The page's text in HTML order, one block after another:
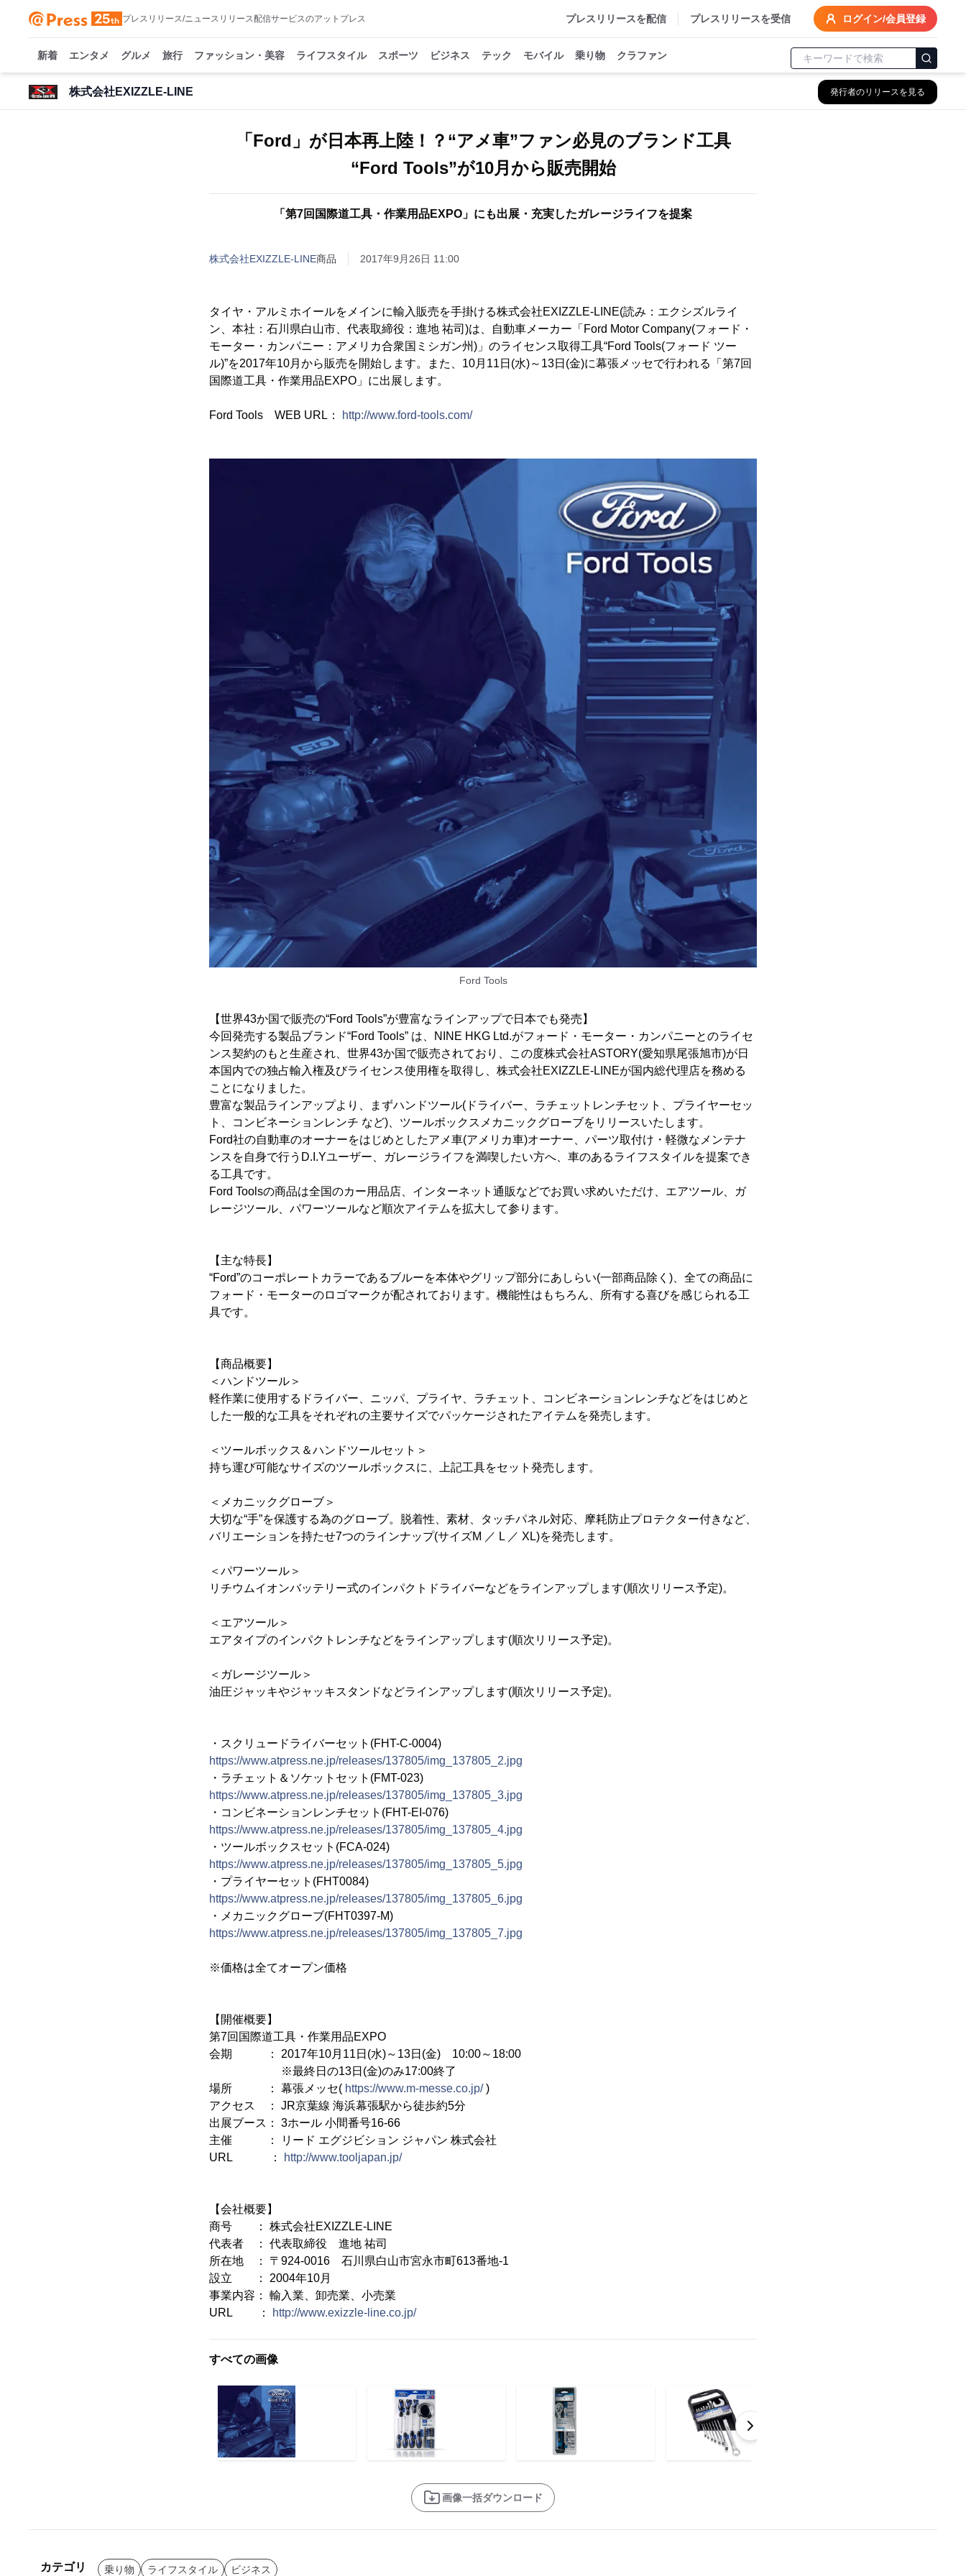
プレスリリース/ニュースリリース配信サービスのアットプレス プレスリリースを配信 プレスリリースを受信 ログイン/会員登録
新着 エンタメ グルメ 旅行 ファッション・美容 ライフスタイル スポーツ ビジネス テック モバイル 乗り物 クラファン
株式会社EXIZZLE-LINE 発行者のリリースを見る
「Ford」が日本再上陸！？“アメ車”ファン必見のブランド工具
“Ford Tools”が10月から販売開始
「第7回国際道工具・作業用品EXPO」にも出展・充実したガレージライフを提案
株式会社EXIZZLE-LINE商品 2017年9月26日 11:00
タイヤ・アルミホイールをメインに輸入販売を手掛ける株式会社EXIZZLE-LINE(読み：エクシズルライ
ン、本社：石川県白山市、代表取締役：進地 祐司)は、自動車メーカー「Ford Motor Company(フォード・
モーター・カンパニー：アメリカ合衆国ミシガン州)」のライセンス取得工具“Ford Tools(フォード ツー
ル)”を2017年10月から販売を開始します。また、10月11日(水)～13日(金)に幕張メッセで行われる「第7回
国際道工具・作業用品EXPO」に出展します。
Ford Tools WEB URL： http://www.ford-tools.com/
Ford Tools
【世界43か国で販売の“Ford Tools”が豊富なラインアップで日本でも発売】
今回発売する製品ブランド“Ford Tools” は、NINE HKG Ltd.がフォード・モーター・カンパニーとのライセ
ンス契約のもと生産され、世界43か国で販売されており、この度株式会社ASTORY(愛知県尾張旭市)が日
本国内での独占輸入権及びライセンス使用権を取得し、株式会社EXIZZLE-LINEが国内総代理店を務める
ことになりました。
豊富な製品ラインアップより、まずハンドツール(ドライバー、ラチェットレンチセット、プライヤーセッ
ト、コンビネーションレンチ など)、ツールボックスメカニックグローブをリリースいたします。
Ford社の自動車のオーナーをはじめとしたアメ車(アメリカ車)オーナー、パーツ取付け・軽微なメンテナ
ンスを自身で行うD.I.Yユーザー、ガレージライフを満喫したい方へ、車のあるライフスタイルを提案でき
る工具です。
Ford Toolsの商品は全国のカー用品店、インターネット通販などでお買い求めいただけ、エアツール、ガ
レージツール、パワーツールなど順次アイテムを拡大して参ります。
【主な特長】
“Ford”のコーポレートカラーであるブルーを本体やグリップ部分にあしらい(一部商品除く)、全ての商品に
フォード・モーターのロゴマークが配されております。機能性はもちろん、所有する喜びを感じられる工
具です。
【商品概要】
＜ハンドツール＞
軽作業に使用するドライバー、ニッパ、プライヤ、ラチェット、コンビネーションレンチなどをはじめと
した一般的な工具をそれぞれの主要サイズでパッケージされたアイテムを発売します。
＜ツールボックス＆ハンドツールセット＞
持ち運び可能なサイズのツールボックスに、上記工具をセット発売します。
＜メカニックグローブ＞
大切な“手”を保護する為のグローブ。脱着性、素材、タッチパネル対応、摩耗防止プロテクター付きなど、
バリエーションを持たせ7つのラインナップ(サイズM ／ L ／ XL)を発売します。
＜パワーツール＞
リチウムイオンバッテリー式のインパクトドライバーなどをラインアップします(順次リリース予定)。
＜エアツール＞
エアタイプのインパクトレンチなどをラインアップします(順次リリース予定)。
＜ガレージツール＞
油圧ジャッキやジャッキスタンドなどラインアップします(順次リリース予定)。
・スクリュードライバーセット(FHT-C-0004)
https://www.atpress.ne.jp/releases/137805/img_137805_2.jpg
・ラチェット＆ソケットセット(FMT-023)
https://www.atpress.ne.jp/releases/137805/img_137805_3.jpg
・コンビネーションレンチセット(FHT-EI-076)
https://www.atpress.ne.jp/releases/137805/img_137805_4.jpg
・ツールボックスセット(FCA-024)
https://www.atpress.ne.jp/releases/137805/img_137805_5.jpg
・プライヤーセット(FHT0084)
https://www.atpress.ne.jp/releases/137805/img_137805_6.jpg
・メカニックグローブ(FHT0397-M)
https://www.atpress.ne.jp/releases/137805/img_137805_7.jpg
※価格は全てオープン価格
【開催概要】
第7回国際道工具・作業用品EXPO
会期 ： 2017年10月11日(水)～13日(金) 10:00～18:00
※最終日の13日(金)のみ17:00終了
場所 ： 幕張メッセ( https://www.m-messe.co.jp/ )
アクセス ： JR京葉線 海浜幕張駅から徒歩約5分
出展ブース： 3ホール 小間番号16-66
主催 ： リード エグジビション ジャパン 株式会社
URL ：
http://www.tooljapan.jp/
【会社概要】
商号 ： 株式会社EXIZZLE-LINE
代表者 ： 代表取締役 進地 祐司
所在地 ： 〒924-0016 石川県白山市宮永市町613番地-1
設立 ： 2004年10月
事業内容： 輸入業、卸売業、小売業
URL ：
http://www.exizzle-line.co.jp/
すべての画像
画像一括ダウンロード
カテゴリ 乗り物 ライフスタイル ビジネス